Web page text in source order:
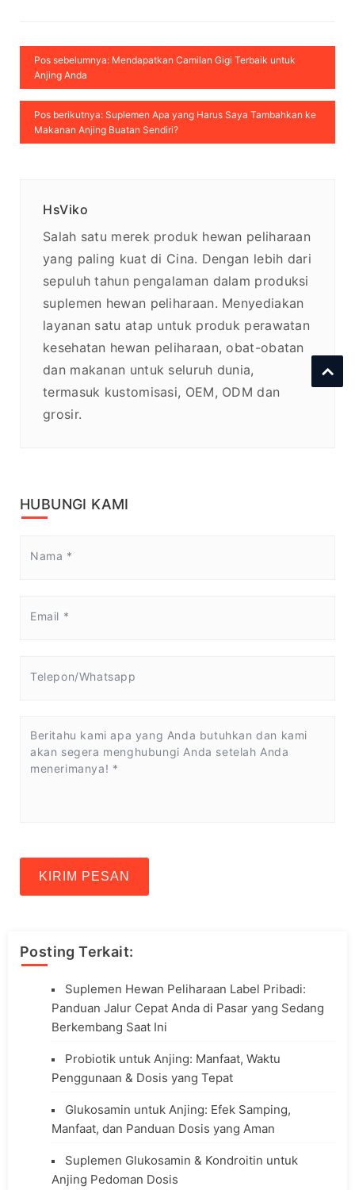
Pos sebelumnya: Mendapatkan Camilan Gigi Terbaik untuk
Anjing Anda
Pos berikutnya: Suplemen Apa yang Harus Saya Tambahkan ke
Makanan Anjing Buatan Sendiri?
HsViko
Salah satu merek produk hewan peliharaan
yang paling kuat di Cina. Dengan lebih dari
sepuluh tahun pengalaman dalam produksi
suplemen hewan peliharaan. Menyediakan
layanan satu atap untuk produk perawatan
kesehatan hewan peliharaan, obat-obatan
dan makanan untuk seluruh dunia,
termasuk kustomisasi, OEM, ODM dan
grosir.
HUBUNGI KAMI
KIRIM PESAN
Posting Terkait:
Suplemen Hewan Peliharaan Label Pribadi:
Panduan Jalur Cepat Anda di Pasar yang Sedang
Berkembang Saat Ini
Probiotik untuk Anjing: Manfaat, Waktu
Penggunaan & Dosis yang Tepat
Glukosamin untuk Anjing: Efek Samping,
Manfaat, dan Panduan Dosis yang Aman
Suplemen Glukosamin & Kondroitin untuk
Anjing Pedoman Dosis